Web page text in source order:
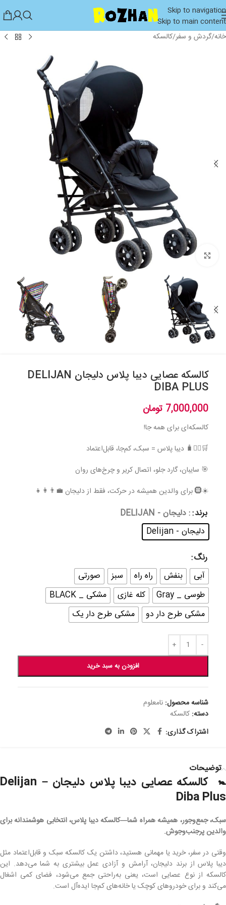
Skip to navigation
Skip to main content
خانه/گردش و سفر/کالسکه
بزرگنمایی تصویر
کالسکه عصایی دیبا پلاس دلیجان DELIJAN
DIBA PLUS
7,000,000 تومان
کالسکه‌ای برای همه جا!
🛒🚶‍♀️🧳 دیبا پلاس = سبک، کم‌جا، قابل‌اعتماد
🎯 سایبان، گارد جلو، اتصال کریر و چرخ‌های روان
☀️🛞 برای والدین همیشه در حرکت، فقط از دلیجان 💼👨‍👩‍👧
برند : دلیجان - DELIJAN
دلیجان - Delijan
رنگ
آبی
بنفش راه راه سبز
صورتی
طوسی _ Gray
کله غازی
مشکی _ BLACK
مشکی طرح دار دو
مشکی طرح دار یک
افزودن به سبد خرید
شناسه محصول: نامعلوم
دسته: کالسکه
اشتراک گذاری:
توضیحات
🚼 کالسکه عصایی دیبا پلاس دلیجان – Delijan
Diba Plus
سبک، جمع‌وجور، همیشه همراه شما—کالسکه دیبا پلاس، انتخابی هوشمندانه برای
والدین پرجنب‌وجوش.
وقتی در سفر، خرید یا مهمانی هستید، داشتن یک کالسکه سبک و قابل‌اعتماد مثل
دیبا پلاس از برند دلیجان، آرامش و آزادی عمل بیشتری به شما می‌دهد. این
کالسکه از نوع عصایی است، یعنی به‌راحتی جمع می‌شود، فضای کمی اشغال
می‌کند و برای خودروهای کوچک یا خانه‌های کم‌جا ایده‌آل است.